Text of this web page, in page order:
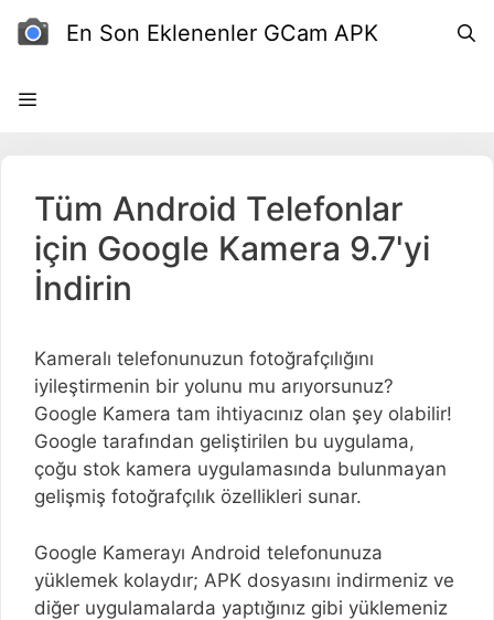
İçeriğe
atla
En Son Eklenenler GCam APK
Tüm Android Telefonlar
için Google Kamera 9.7'yi
İndirin
Kameralı telefonunuzun fotoğrafçılığını
iyileştirmenin bir yolunu mu arıyorsunuz?
Google Kamera tam ihtiyacınız olan şey olabilir!
Google tarafından geliştirilen bu uygulama,
çoğu stok kamera uygulamasında bulunmayan
gelişmiş fotoğrafçılık özellikleri sunar.
Google Kamerayı Android telefonunuza
yüklemek kolaydır; APK dosyasını indirmeniz ve
diğer uygulamalarda yaptığınız gibi yüklemeniz